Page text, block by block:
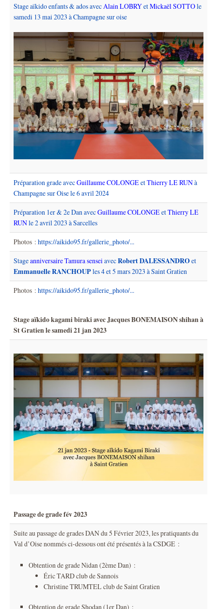
Stage aïkido enfants & ados avecAlain LOBRYetMickaël SOTTOle
samedi 13 mai 2023 à Champagne sur oise
Préparation grade avecGuillaume COLONGEetThierry LE RUNà
Champagne sur Oise le 6 avril 2024
Préparation 1er & 2e Dan avecGuillaume COLONGEetThierry LE
RUNle 2 avril 2023 à Sarcelles
Photos : https://aikido95.fr/gallerie_photo/...
Stageanniversaire Tamura senseiavecRobert DALESSANDROet
Emmanuelle RANCHOUPles 4 et 5 mars 2023 à Saint Gratien
Photos : https://aikido95.fr/gallerie_photo/...
Stage aïkido kagami biraki avec Jacques BONEMAISON shihan à
St Gratien le samedi 21 jan 2023
Passage de grade fév 2023
Suite au passage de grades DAN du 5 Février 2023, les pratiquants du
Val d’Oise nommés ci-dessous ont été présentés à la CSDGE :
Obtention de grade Nidan (2ème Dan) :
Éric TARD club de Sannois
Christine TRUMTEL club de Saint Gratien
Obtention de grade Shodan (1er Dan) :